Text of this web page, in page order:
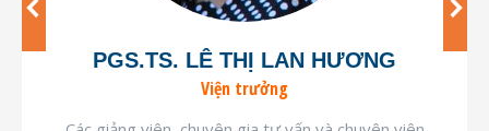
PGS.TS. LÊ THỊ LAN HƯƠNG
Viện trưởng